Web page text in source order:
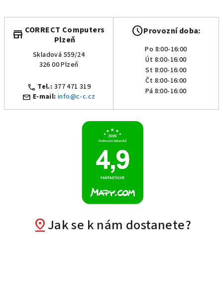
store CORRECT Computers
Plzeň
Skladová 559/24
326 00 Plzeň
call Tel.: 377 471 319
mail E-mail: info@c-c.cz
scheduleProvozní doba:
Po 8:00-16:00
Út 8:00-16:00
St 8:00-16:00
Čt 8:00-16:00
Pá 8:00-16:00
pin_dropJak se k nám dostanete?